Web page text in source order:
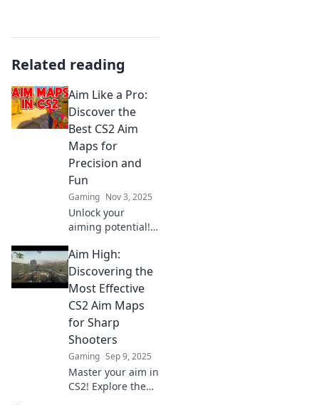
Related reading
Aim Like a Pro:
Discover the
Best CS2 Aim
Maps for
Precision and
Fun
Gaming Nov 3, 2025
Unlock your
aiming potential!
CS2 aim maps for
precision and fun
that every gamer
needs to try now!
Aim High:
Discovering the
Most Effective
CS2 Aim Maps
for Sharp
Shooters
Gaming Sep 9, 2025
Master your aim in
CS2! Explore the